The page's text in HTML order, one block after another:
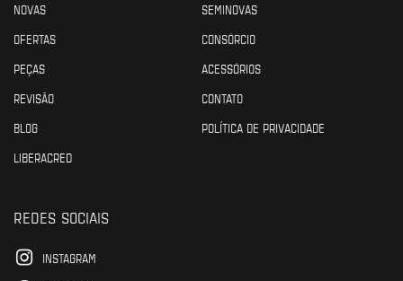
NOVAS
SEMINOVAS
OFERTAS
CONSÓRCIO
PEÇAS
ACESSÓRIOS
REVISÃO
CONTATO
BLOG
POLÍTICA DE PRIVACIDADE
LIBERACRED
REDES SOCIAIS
INSTAGRAM